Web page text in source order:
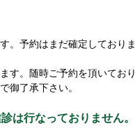
。予約はまだ確定しておりま
す。随時ご予約を頂いており
御了承下さい。
は行なっておりません。